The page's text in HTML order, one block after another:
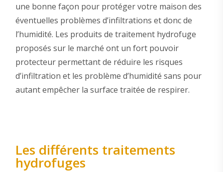
une bonne façon pour protéger votre maison des
éventuelles problèmes d’infiltrations et donc de
l’humidité. Les produits de traitement hydrofuge
proposés sur le marché ont un fort pouvoir
protecteur permettant de réduire les risques
d’infiltration et les problème d’humidité sans pour
autant empêcher la surface traitée de respirer.
Les différents traitements
hydrofuges